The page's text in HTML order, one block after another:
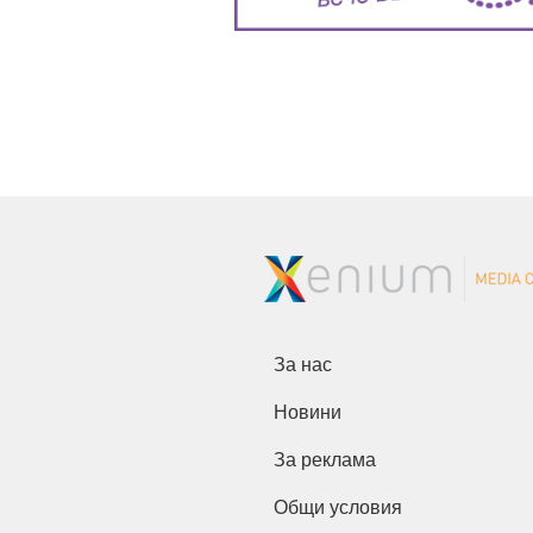
За нас
Новини
За реклама
Общи условия